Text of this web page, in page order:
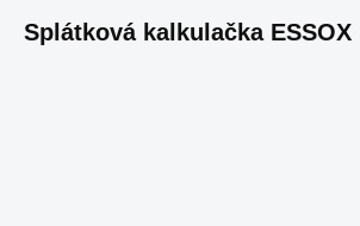
Splátková kalkulačka ESSOX